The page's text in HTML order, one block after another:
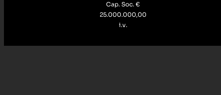
Cap. Soc. €
25.000.000,00
i.v.